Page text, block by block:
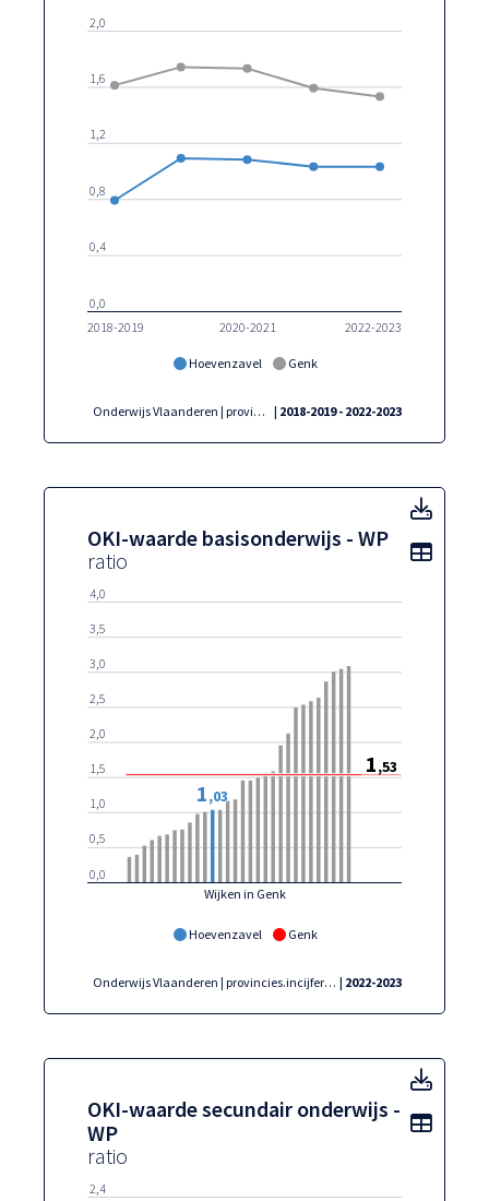
Hoevenzavel Genk
2018-2019 2020-2021 2022-2023
0,0
0,4
0,8
1,2
1,6
2,0
Onderwijs Vlaanderen | provincies.incijfers.be | 2018-2019 - 2022-2023
OKI-waarde basisonderwijs - WP
ratio
Hoevenzavel Genk
Wijken in Genk
0,0
0,5
1,0
1,5
2,0
2,5
3,0
3,5
4,0
1,03
1,53
Onderwijs Vlaanderen | provincies.incijfers.be | 2022-2023
OKI-
Toon
OKI-waarde secundair onderwijs -
WP
ratio
2,4
OKI-
Toon